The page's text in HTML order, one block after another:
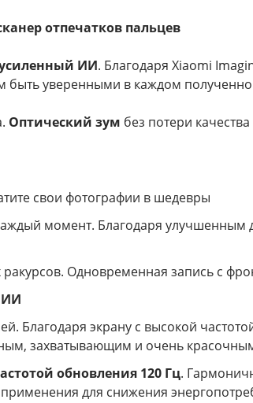
отпечатков пальцев
ИИ. Благодаря Xiaomi
быть уверенными в каждом
Оптический зум без потери качества
свои фотографии в шедевры
момент. Благодаря
Одновременная запись с
ИИ
Благодаря экрану с высокой
захватывающим и очень
обновления 120 Гц.
для снижения